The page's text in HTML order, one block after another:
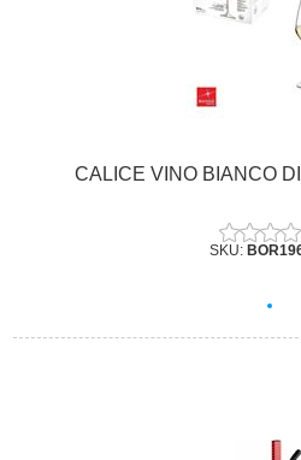
CALICE VINO BIANCO
SKU: